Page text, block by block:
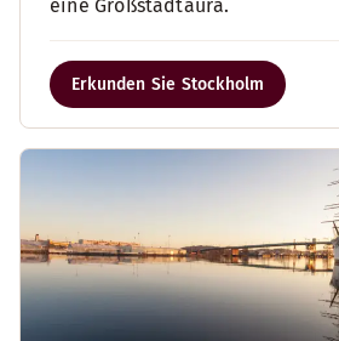
eine Großstadtaura.
Erkunden Sie Stockholm